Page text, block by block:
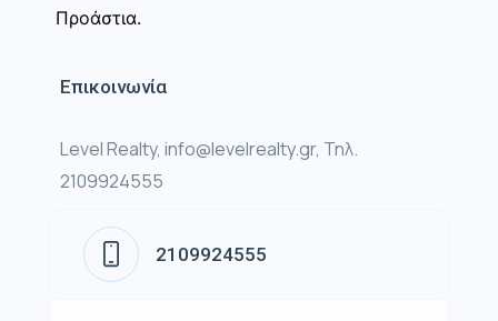
Προάστια.
Επικοινωνία
Level Realty, info@levelrealty.gr, Τηλ.
2109924555
2109924555